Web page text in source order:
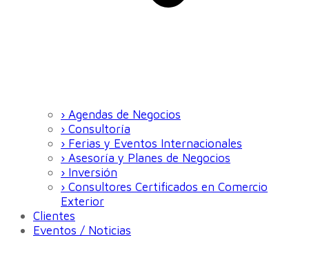
› Agendas de Negocios
› Consultoría
› Ferias y Eventos Internacionales
› Asesoría y Planes de Negocios
› Inversión
› Consultores Certificados en Comercio
Exterior
Clientes
Eventos / Noticias